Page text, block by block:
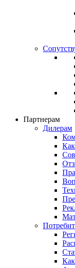
Партнерам
Дилерам